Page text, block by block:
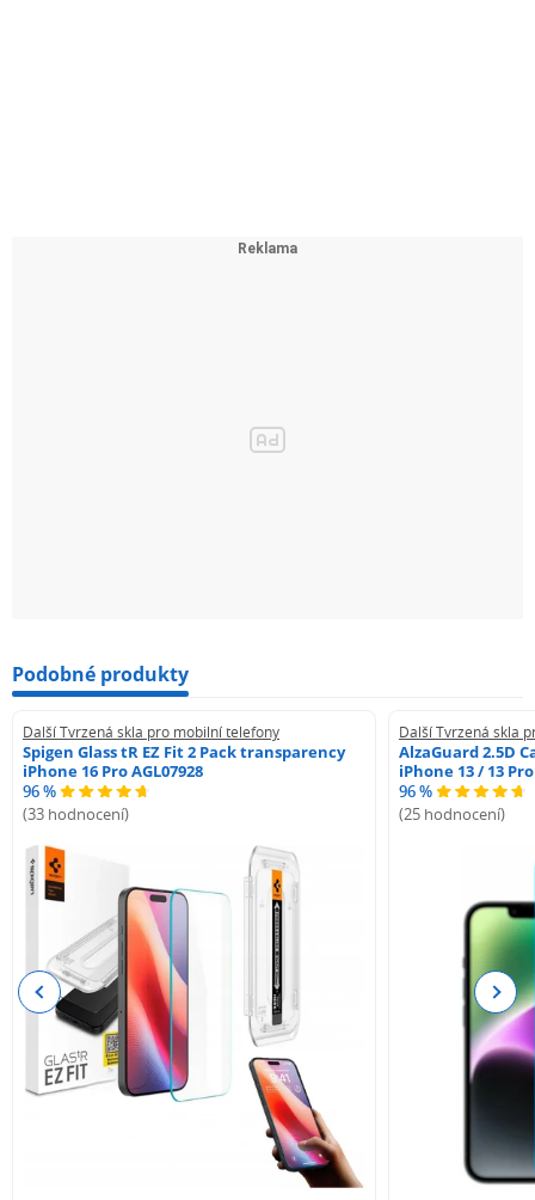
Podobné produkty
Další Tvrzená skla pro mobilní telefony
Spigen Glass tR EZ Fit 2 Pack transparency
iPhone 16 Pro AGL07928
96 %
(33 hodnocení)
Další Tvrzená skla
AlzaGuard 2.5D
iPhone 13 / 13 Pro
96 %
(25 hodnocení)
Previous Next